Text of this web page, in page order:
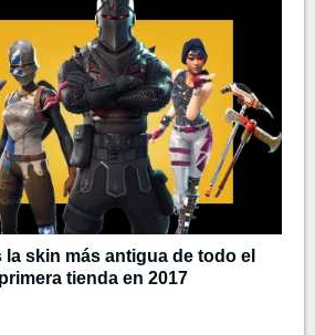
la skin más antigua de todo el
tienda en 2017